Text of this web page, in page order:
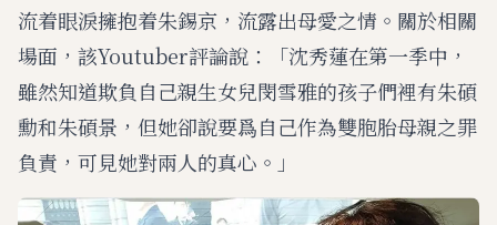
流着眼淚擁抱着朱錫京，流露出母愛之情。關於相關
場面，該Youtuber評論說：「沈秀蓮在第一季中，
雖然知道欺負自己親生女兒閔雪雅的孩子們裡有朱碩
勳和朱碩景，但她卻說要爲自己作為雙胞胎母親之罪
負責，可見她對兩人的真心。」